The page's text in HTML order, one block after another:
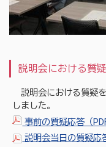
説明会における質疑
説明会における質疑
しました。
事前の質疑応答（
説明会当日の質疑応